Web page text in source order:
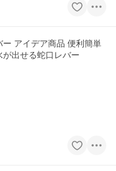
ー アイデア商品 便利簡単
出せる蛇口レバー